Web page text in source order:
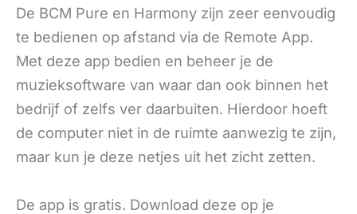
De BCM Pure en Harmony zijn zeer eenvoudig
te bedienen op afstand via de Remote App.
Met deze app bedien en beheer je de
muzieksoftware van waar dan ook binnen het
bedrijf of zelfs ver daarbuiten. Hierdoor hoeft
de computer niet in de ruimte aanwezig te zijn,
maar kun je deze netjes uit het zicht zetten.
De app is gratis. Download deze op je